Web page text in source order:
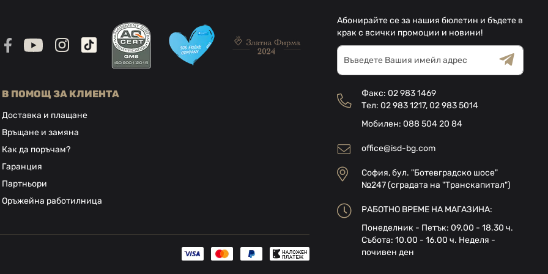
Абонирайте се за нашия бюлетин и бъдете в
крак с всички промоции и новини!
Абонирай
се
за
е-
бюлетин:
Общи условия
Декларацията за
поверителност
В ПОМОЩ ЗА КЛИЕНТА
Доставка и плащане
Връщане и замяна
Как да поръчам?
Гаранция
Партньори
Оръжейна работилница
Факс:02 983 1469
Тел:02 983 1217,02 983 5014
Мобилен:088 504 20 84
office@isd-bg.com
София, бул. "Ботевградско шосе"
№247 (сградата на "Транскапитал")
РАБОТНО ВРЕМЕ НА МАГАЗИНА:
Понеделник - Петък: 09.00 - 18.30 ч.
Събота: 10.00 - 16.00 ч. Неделя -
почивен ден